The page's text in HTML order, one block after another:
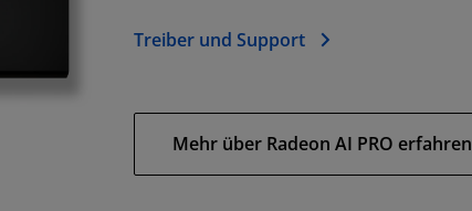
Treiber und Support
Mehr über Radeon AI PRO erfahren